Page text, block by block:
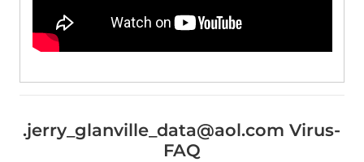
.jerry_glanville_data@aol.com Virus-
FAQ